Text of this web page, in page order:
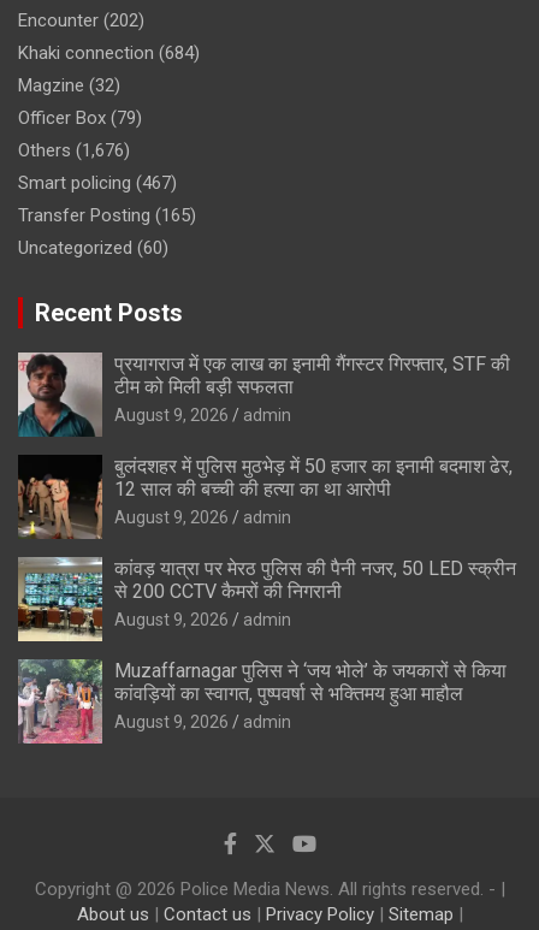
Encounter (202)
Khaki connection (684)
Magzine (32)
Officer Box (79)
Others (1,676)
Smart policing (467)
Transfer Posting (165)
Uncategorized (60)
Recent Posts
प्रयागराज में एक लाख का इनामी गैंगस्टर गिरफ्तार, STF की
टीम को मिली बड़ी सफलता
August 9, 2026 admin
बुलंदशहर में पुलिस मुठभेड़ में 50 हजार का इनामी बदमाश ढेर,
12 साल की बच्ची की हत्या का था आरोपी
August 9, 2026 admin
कांवड़ यात्रा पर मेरठ पुलिस की पैनी नजर, 50 LED स्क्रीन
से 200 CCTV कैमरों की निगरानी
August 9, 2026 admin
Muzaffarnagar पुलिस ने ‘जय भोले’ के जयकारों से किया
कांवड़ियों का स्वागत, पुष्पवर्षा से भक्तिमय हुआ माहौल
August 9, 2026 admin
Copyright @ 2026 Police Media News. All rights reserved. - |
About us | Contact us | Privacy Policy| Sitemap |